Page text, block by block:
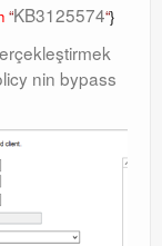
“KB3125574“}
nin bypass